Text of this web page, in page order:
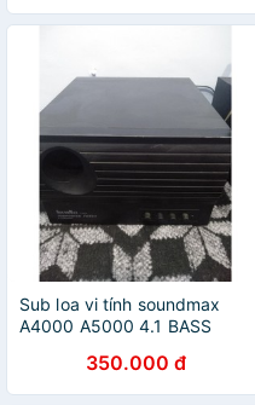
Sub loa vi tính soundmax
A4000 A5000 4.1 BASS
350.000 đ